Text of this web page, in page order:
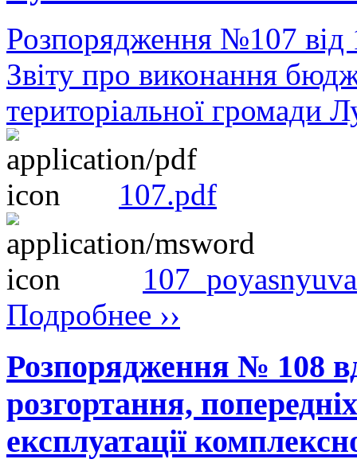
Розпорядження №107 від
Звіту про виконання
територіальної громади
107.pdf
Подробнее ››
Розпорядження № 108
розгортання,
експлуатації